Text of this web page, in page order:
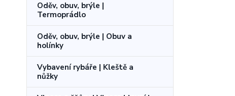
Oděv, obuv, brýle |
Termoprádlo
Oděv, obuv, brýle | Obuv a
holínky
Vybavení rybáře | Kleště a
nůžky